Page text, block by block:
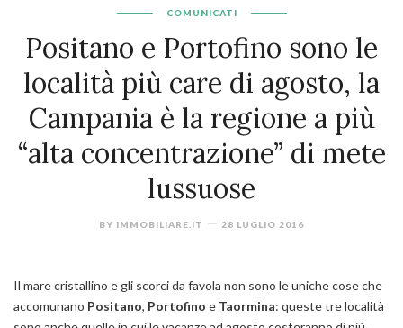
COMUNICATI
Positano e Portofino sono le
località più care di agosto, la
Campania è la regione a più
“alta concentrazione” di mete
lussuose
BY IMMOBILIARE.IT 28 LUGLIO 2016
Il mare cristallino e gli scorci da favola non sono le uniche cose che
accomunano Positano, Portofino e Taormina: queste tre località